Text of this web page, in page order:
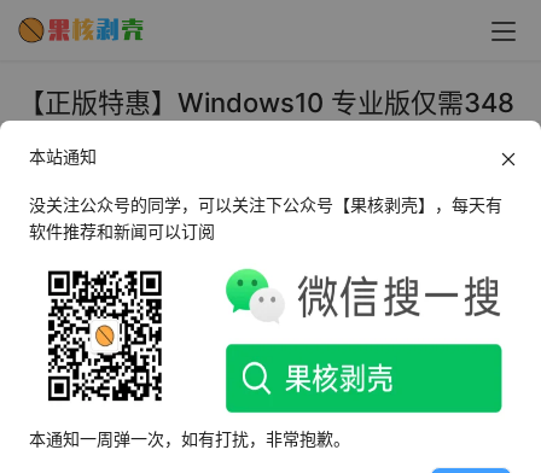
【正版特惠】Windows10 专业版仅需348
2020年4月19日 下午8:50 正版特惠 ,
本站通知
没关注公众号的同学，可以关注下公众号【果核剥壳】，每天有
软件推荐和新闻可以订阅
本通知一周弹一次，如有打扰，非常抱歉。